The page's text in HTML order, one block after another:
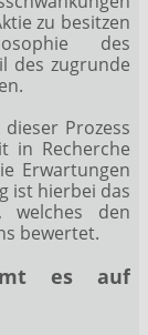
zu besitzen
des
des zugrunde
Prozess
in Recherche
Erwartungen
ist hierbei das
welches den
bewertet.
es auf